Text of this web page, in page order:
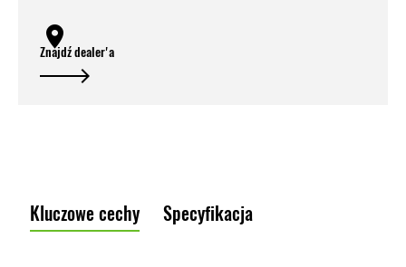
Znajdź dealer'a
Kluczowe cechy Specyfikacja